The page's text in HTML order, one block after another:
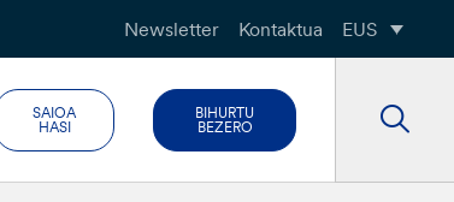
Newsletter Kontaktua EUS
SAIOA
HASI
BIHURTU
BEZERO